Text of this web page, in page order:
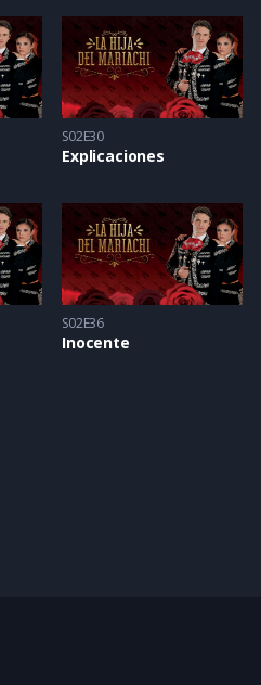
S02E30
Explicaciones
S02E36
Inocente